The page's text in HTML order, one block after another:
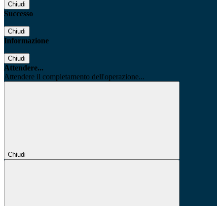
Chiudi
Successo
Chiudi
Informazione
Chiudi
Attendere...
Attendere il completamento dell'operazione...
Chiudi